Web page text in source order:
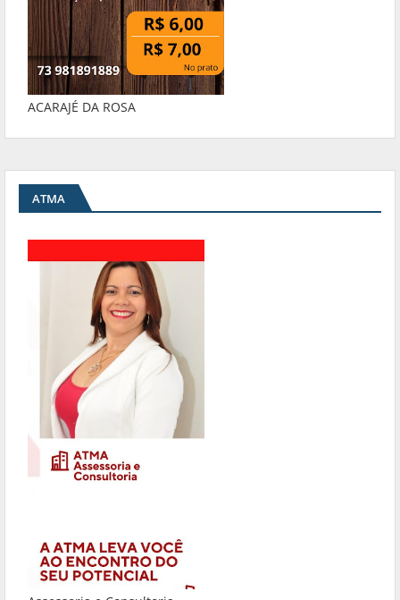
ACARAJÉ DA ROSA
ATMA